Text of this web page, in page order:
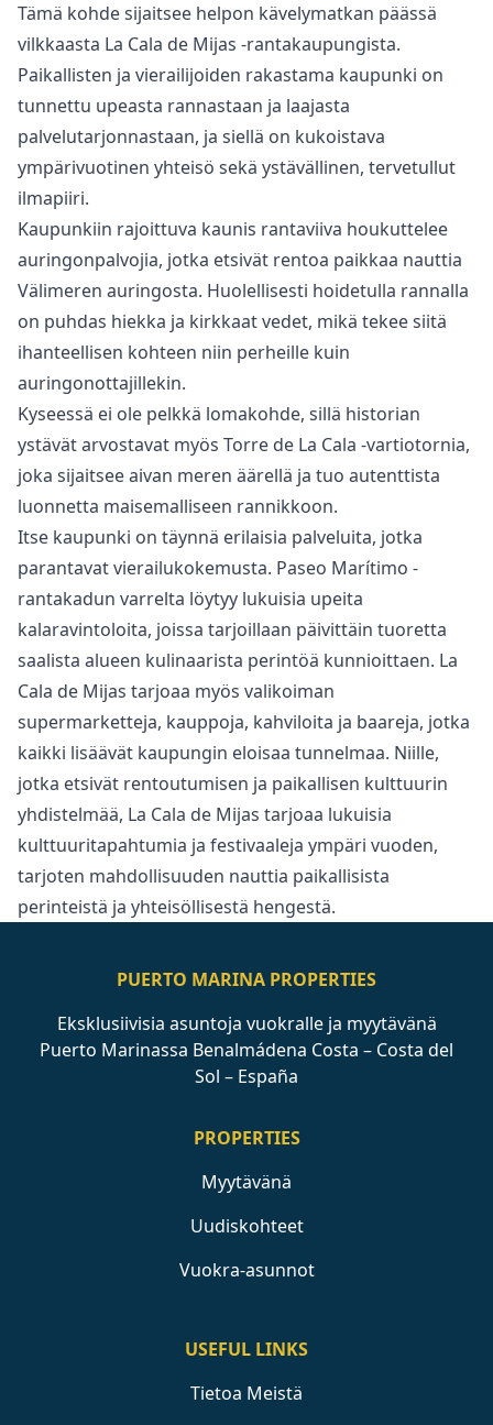
Tämä kohde sijaitsee helpon kävelymatkan päässä
vilkkaasta La Cala de Mijas -rantakaupungista.
Paikallisten ja vierailijoiden rakastama kaupunki on
tunnettu upeasta rannastaan ja laajasta
palvelutarjonnastaan, ja siellä on kukoistava
ympärivuotinen yhteisö sekä ystävällinen, tervetullut
ilmapiiri.
Kaupunkiin rajoittuva kaunis rantaviiva houkuttelee
auringonpalvojia, jotka etsivät rentoa paikkaa nauttia
Välimeren auringosta. Huolellisesti hoidetulla rannalla
on puhdas hiekka ja kirkkaat vedet, mikä tekee siitä
ihanteellisen kohteen niin perheille kuin
auringonottajillekin.
Kyseessä ei ole pelkkä lomakohde, sillä historian
ystävät arvostavat myös Torre de La Cala -vartiotornia,
joka sijaitsee aivan meren äärellä ja tuo autenttista
luonnetta maisemalliseen rannikkoon.
Itse kaupunki on täynnä erilaisia palveluita, jotka
parantavat vierailukokemusta. Paseo Marítimo -
rantakadun varrelta löytyy lukuisia upeita
kalaravintoloita, joissa tarjoillaan päivittäin tuoretta
saalista alueen kulinaarista perintöä kunnioittaen. La
Cala de Mijas tarjoaa myös valikoiman
supermarketteja, kauppoja, kahviloita ja baareja, jotka
kaikki lisäävät kaupungin ‌eloisaa ‌tunnelmaa. ‌Niille,
‌jotka ‌etsivät rentoutumisen ja paikallisen kulttuurin
‌yhdistelmää, ‌La ‌Cala de Mijas ‌tarjoaa ‌lukuisia
‌kulttuuritapahtumia ‌ja festivaaleja ‌ympäri ‌vuoden,
tarjoten ‌mahdollisuuden ‌nauttia ‌paikallisista
‌perinteistä ‌ja ‌yhteisöllisestä ‌hengestä.
PUERTO MARINA PROPERTIES
Eksklusiivisia asuntoja vuokralle ja myytävänä
Puerto Marinassa Benalmádena Costa – Costa del
Sol – España
PROPERTIES
Myytävänä
Uudiskohteet
Vuokra-asunnot
USEFUL LINKS
Tietoa Meistä